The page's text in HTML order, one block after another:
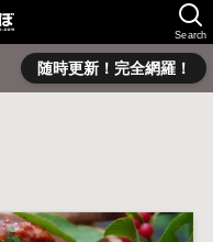
Search
随時更新！完全網羅！